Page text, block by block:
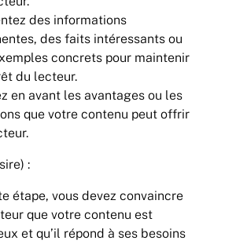
des informations
des faits intéressants ou
concrets pour maintenir
du lecteur.
en avant les avantages ou les
que votre contenu peut offrir
:
étape, vous devez convaincre
que votre contenu est
et qu’il répond à ses besoins